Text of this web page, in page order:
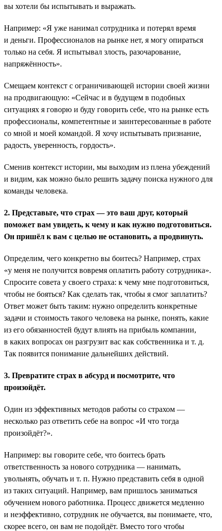
вы хотели бы испытывать и выражать.
Например: «Я уже нанимал сотрудника и потерял время
и деньги. Профессионалов на рынке нет, я могу опираться
только на себя. Я испытывал злость, разочарование,
напряжённость».
Смещаем контекст с ограничивающей истории своей жизни
на продвигающую: «Сейчас и в будущем в подобных
ситуациях я говорю и буду говорить себе, что на рынке есть
профессионалы, компетентные и заинтересованные в работе
со мной и моей командой. Я хочу испытывать признание,
радость, уверенность, гордость».
Сменив контекст истории, мы выходим из плена убеждений
и видим, как можно было решить задачу поиска нужного для
команды человека.
2. Представьте, что страх — это ваш друг, который
поможет вам увидеть, к чему и как нужно подготовиться.
Он пришёл к вам с целью не остановить, а продвинуть.
Определим, чего конкретно вы боитесь? Например, страх
«у меня не получится вовремя оплатить работу сотрудника».
Спросите совета у своего страха: к чему мне подготовиться,
чтобы не бояться? Как сделать так, чтобы я смог заплатить?
Ответ может быть таким: нужно определить конкретные
задачи и стоимость такого человека на рынке, понять, какие
из его обязанностей будут влиять на прибыль компании,
в каких вопросах он разгрузит вас как собственника и т. д.
Так появится понимание дальнейших действий.
3. Превратите страх в абсурд и посмотрите, что
произойдёт.
Один из эффективных методов работы со страхом —
несколько раз ответить себе на вопрос «И что тогда
произойдёт?».
Например: вы говорите себе, что боитесь брать
ответственность за нового сотрудника — нанимать,
увольнять, обучать и т. п. Нужно представить себя в одной
из таких ситуаций. Например, вам пришлось заниматься
обучением нового работника. Процесс движется медленно
и неэффективно, сотрудник не обучается, вы понимаете, что,
скорее всего, он вам не подойдёт. Вместо того чтобы